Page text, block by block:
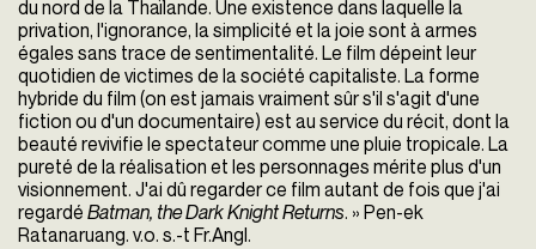
du nord de la Thaïlande. Une existence dans laquelle la
privation, l'ignorance, la simplicité et la joie sont à armes
égales sans trace de sentimentalité. Le film dépeint leur
quotidien de victimes de la société capitaliste. La forme
hybride du film (on est jamais vraiment sûr s'il s'agit d'une
fiction ou d'un documentaire) est au service du récit, dont la
beauté revivifie le spectateur comme une pluie tropicale. La
pureté de la réalisation et les personnages mérite plus d'un
visionnement. J'ai dû regarder ce film autant de fois que j'ai
regardé Batman, the Dark Knight Returns. » Pen-ek
Ratanaruang. v.o. s.-t Fr.Angl.